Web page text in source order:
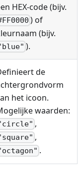
HEX-code (bijv.
) of
(bijv.
).
de
het icoon.
waarden:
,
,
.